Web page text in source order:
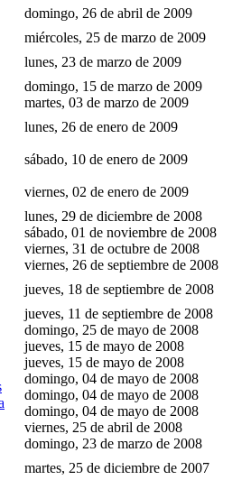
domingo, 26 de abril de 2009
miércoles, 25 de marzo de 2009
lunes, 23 de marzo de 2009
domingo, 15 de marzo de 2009
martes, 03 de marzo de 2009
lunes, 26 de enero de 2009
sábado, 10 de enero de 2009
viernes, 02 de enero de 2009
lunes, 29 de diciembre de 2008
sábado, 01 de noviembre de 2008
viernes, 31 de octubre de 2008
viernes, 26 de septiembre de 2008
jueves, 18 de septiembre de 2008
jueves, 11 de septiembre de 2008
domingo, 25 de mayo de 2008
jueves, 15 de mayo de 2008
jueves, 15 de mayo de 2008
domingo, 04 de mayo de 2008
domingo, 04 de mayo de 2008
domingo, 04 de mayo de 2008
viernes, 25 de abril de 2008
domingo, 23 de marzo de 2008
martes, 25 de diciembre de 2007